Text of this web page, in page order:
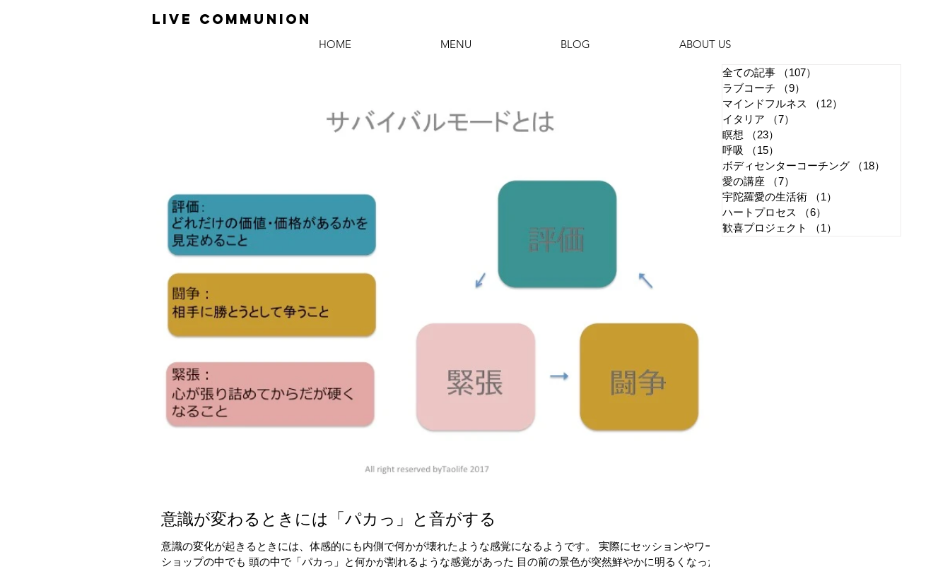
​LiVE COMMUNION
HOME MENU BLOG ABOUT US
意識が変わるときには「パカっ」と音がする
意識の変化が起きるときには、体感的にも内側で何かが壊れたような感覚になるようです。 実際にセッションやワーク
ショップの中でも 頭の中で「パカっ」と何かが割れるような感覚があった 目の前の景色が突然鮮やかに明るくなった
全ての記事 （107）
ラブコーチ
（9）
マインドフルネス
（12）
イタリア
（7）
瞑想
（23）
呼吸
（15）
ボディセンターコーチング
（18）
愛の講座
（7）
宇陀羅愛の生活術
（1）
ハートプロセス
（6）
歓喜プロジェクト
（1）